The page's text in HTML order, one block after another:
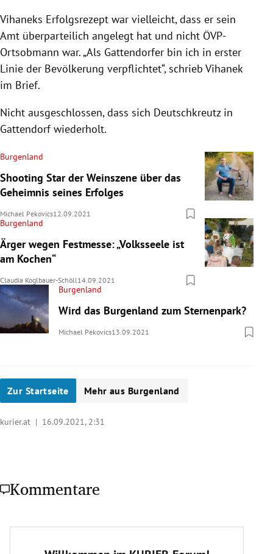
Vihaneks Erfolgsrezept war vielleicht, dass er sein
Amt überparteilich angelegt hat und nicht ÖVP-
Ortsobmann war. „Als Gattendorfer bin ich in erster
Linie der Bevölkerung verpflichtet“, schrieb Vihanek
im Brief.
Nicht ausgeschlossen, dass sich Deutschkreutz in
Gattendorf wiederholt.
Burgenland
Shooting Star der Weinszene über das
Geheimnis seines Erfolges
Michael Pekovics12.09.2021
Burgenland
Ärger wegen Festmesse: „Volksseele ist
am Kochen“
Claudia Koglbauer-Schöll14.09.2021
Burgenland
Wird das Burgenland zum Sternenpark?
Michael Pekovics13.09.2021
Zur Startseite Mehr aus Burgenland
kurier.at | 16.09.2021, 2:31
Kommentare